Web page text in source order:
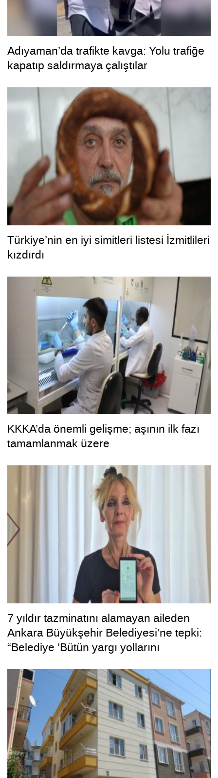
Adıyaman’da trafikte kavga: Yolu trafiğe
kapatıp saldırmaya çalıştılar
Türkiye’nin en iyi simitleri listesi İzmitlileri
kızdırdı
KKKA’da önemli gelişme; aşının ilk fazı
tamamlanmak üzere
7 yıldır tazminatını alamayan aileden
Ankara Büyükşehir Belediyesi’ne tepki:
“Belediye ’Bütün yargı yollarını